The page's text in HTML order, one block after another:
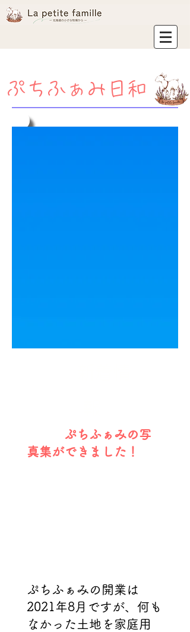
ぷちふぁみ日和
ぷちふぁみの写
真集ができました！
ぷちふぁみの開業は
2021年8月ですが、何も
なかった土地を家庭用